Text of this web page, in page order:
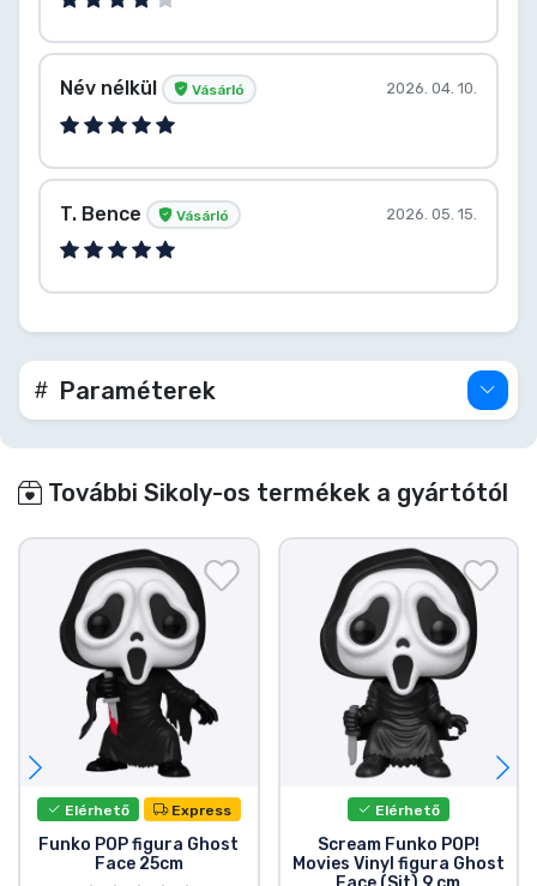
Név nélkül Vásárló 2026. 04. 10.
T. Bence Vásárló 2026. 05. 15.
Paraméterek
További Sikoly-os termékek a gyártótól
Elérhető Express
Funko POP figura Ghost
Face 25cm
Elérhető
Scream Funko POP!
Movies Vinyl figura Ghost